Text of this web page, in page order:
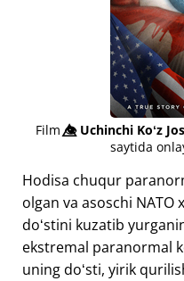
Film👁️⃤Uchinchi Koʻz
saytida
Hodisa chuqur
olgan va asoschi NATO
doʻstini kuzatib
ekstremal paranormal
uning doʻsti, yirik